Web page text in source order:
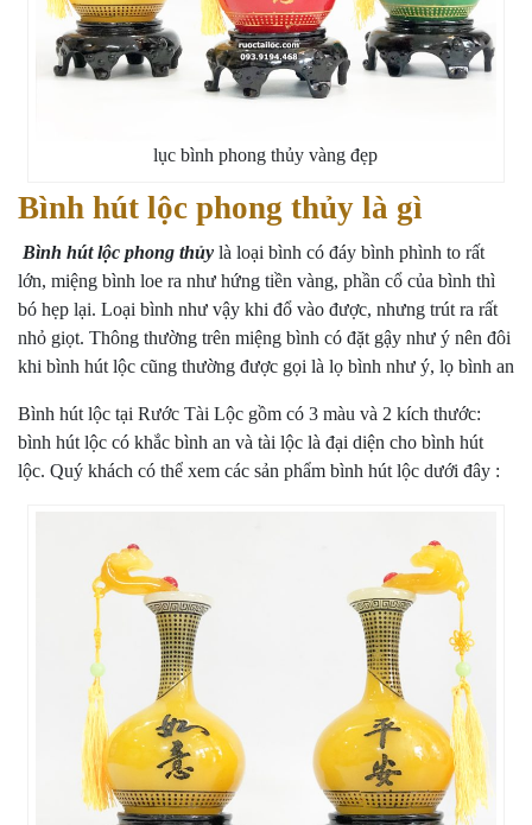
lục bình phong thủy vàng đẹp
Bình hút lộc phong thủy là gì
Bình hút lộc phong thủy là loại bình có đáy bình phình to rất
lớn, miệng bình loe ra như hứng tiền vàng, phần cổ của bình thì
bó hẹp lại. Loại bình như vậy khi đổ vào được, nhưng trút ra rất
nhỏ giọt. Thông thường trên miệng bình có đặt gậy như ý nên đôi
khi bình hút lộc cũng thường được gọi là lọ bình như ý, lọ bình an
Bình hút lộc tại Rước Tài Lộc gồm có 3 màu và 2 kích thước:
bình hút lộc có khắc bình an và tài lộc là đại diện cho bình hút
lộc. Quý khách có thể xem các sản phẩm bình hút lộc dưới đây :